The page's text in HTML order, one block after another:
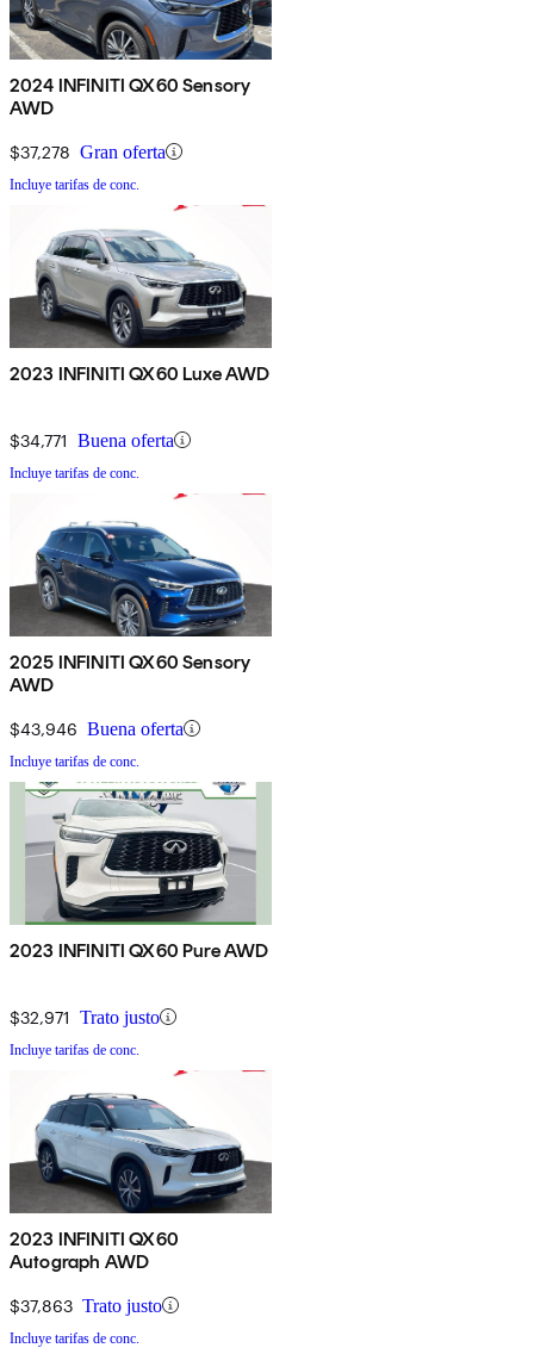
2024 INFINITI QX60 Sensory
AWD
$37,278 Gran oferta
Incluye tarifas de conc.
2023 INFINITI QX60 Luxe AWD
$34,771 Buena oferta
Incluye tarifas de conc.
2025 INFINITI QX60 Sensory
AWD
$43,946 Buena oferta
Incluye tarifas de conc.
2023 INFINITI QX60 Pure AWD
$32,971 Trato justo
Incluye tarifas de conc.
2023 INFINITI QX60
Autograph AWD
$37,863 Trato justo
Incluye tarifas de conc.